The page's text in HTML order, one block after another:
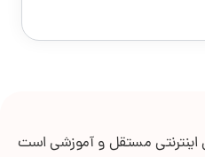
اینترنتی مستقل و آموزشی است